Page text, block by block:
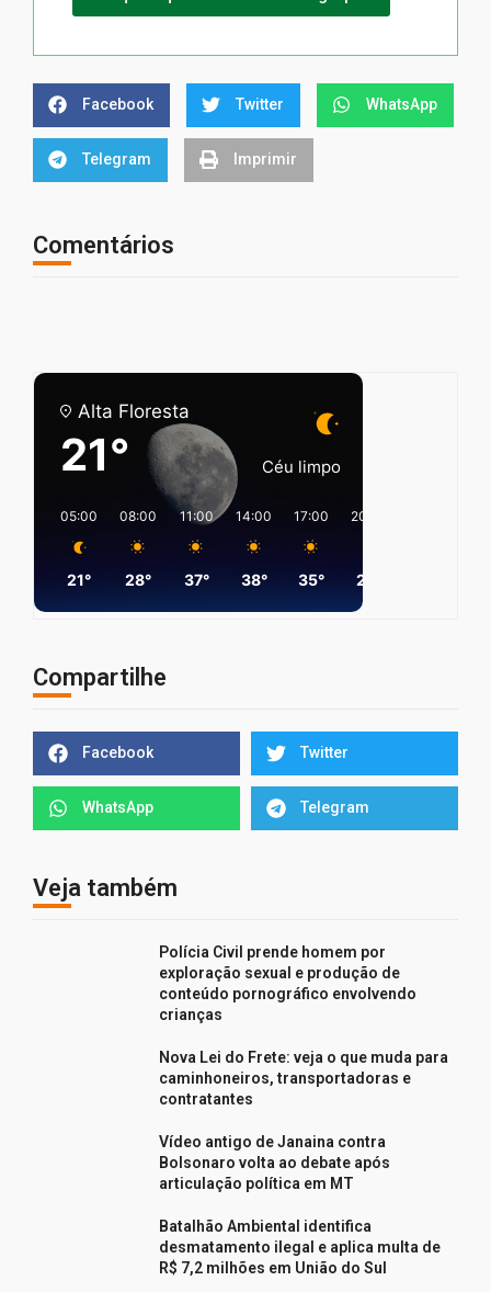
Facebook Twitter WhatsApp
Telegram Imprimir
Comentários
Alta Floresta
21° Céu limpo
05:00
21°
08:00
28°
11:00
37°
14:00
38°
17:00
35°
20:00
28°
Compartilhe
Facebook Twitter
WhatsApp Telegram
Veja também
Polícia Civil prende homem por
exploração sexual e produção de
conteúdo pornográfico envolvendo
crianças
Nova Lei do Frete: veja o que muda para
caminhoneiros, transportadoras e
contratantes
Vídeo antigo de Janaina contra
Bolsonaro volta ao debate após
articulação política em MT
Batalhão Ambiental identifica
desmatamento ilegal e aplica multa de
R$ 7,2 milhões em União do Sul